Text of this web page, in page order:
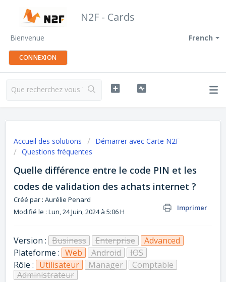
N2F - Cards
French
Bienvenue
CONNEXION
Accueil des solutions
Démarrer avec Carte N2F
Questions fréquentes
Quelle différence entre le code PIN et les
codes de validation des achats internet ?
Imprimer
Créé par : Aurélie Penard
Modifié le : Lun, 24 Juin, 2024 à 5:06 H
Version : Business Enterprise
Advanced
Plateforme : Web Android
IOS
Rôle : Utilisateur Manager
Comptable
Administrateur